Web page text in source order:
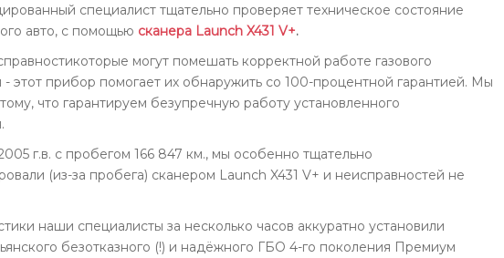
специалист тщательно проверяет техническое состояние
авто, с помощью сканера Launch X431 V+.
могут помешать корректной работе газового
этот прибор помогает их обнаружить со 100-процентной гарантией. Мы
что гарантируем безупречную работу установленного
г.в. с пробегом 166 847 км., мы особенно тщательно
(из-за пробега) сканером Launch X431 V+ и неисправностей не
наши специалисты за несколько часов аккуратно установили
безотказного (!) и надёжного ГБО 4-го поколения Премиум